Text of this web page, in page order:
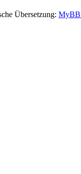
Übersetzung: